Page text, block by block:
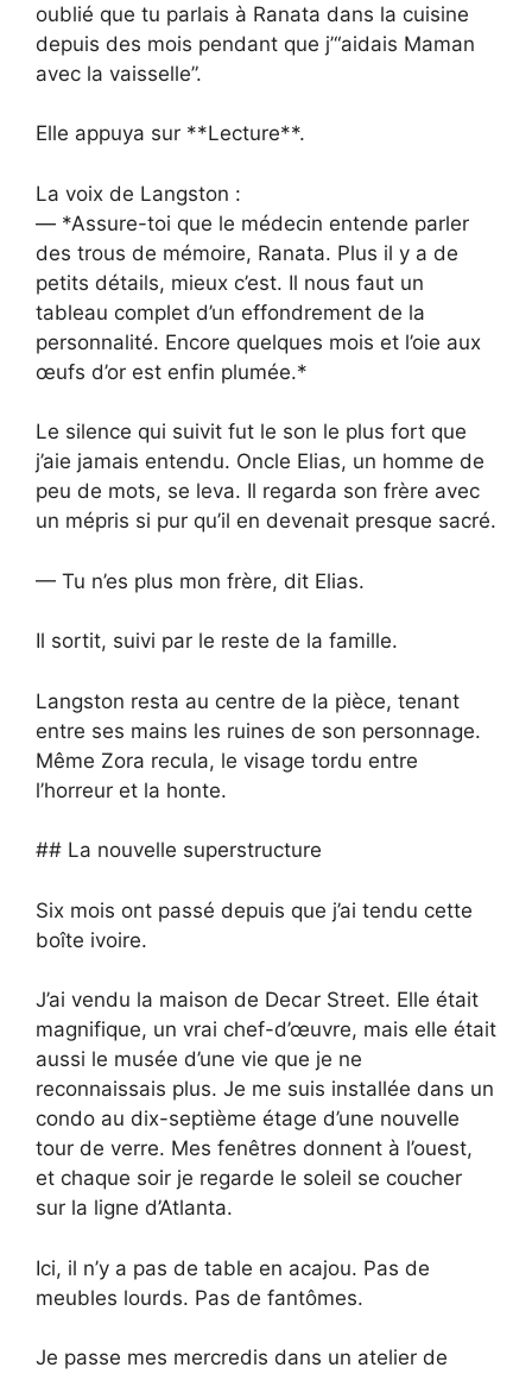
oublié que tu parlais à Ranata dans la cuisine
depuis des mois pendant que j’“aidais Maman
avec la vaisselle”.
Elle appuya sur **Lecture**.
La voix de Langston :
— *Assure-toi que le médecin entende parler
des trous de mémoire, Ranata. Plus il y a de
petits détails, mieux c’est. Il nous faut un
tableau complet d’un effondrement de la
personnalité. Encore quelques mois et l’oie aux
œufs d’or est enfin plumée.*
Le silence qui suivit fut le son le plus fort que
j’aie jamais entendu. Oncle Elias, un homme de
peu de mots, se leva. Il regarda son frère avec
un mépris si pur qu’il en devenait presque sacré.
— Tu n’es plus mon frère, dit Elias.
Il sortit, suivi par le reste de la famille.
Langston resta au centre de la pièce, tenant
entre ses mains les ruines de son personnage.
Même Zora recula, le visage tordu entre
l’horreur et la honte.
## La nouvelle superstructure
Six mois ont passé depuis que j’ai tendu cette
boîte ivoire.
J’ai vendu la maison de Decar Street. Elle était
magnifique, un vrai chef-d’œuvre, mais elle était
aussi le musée d’une vie que je ne
reconnaissais plus. Je me suis installée dans un
condo au dix-septième étage d’une nouvelle
tour de verre. Mes fenêtres donnent à l’ouest,
et chaque soir je regarde le soleil se coucher
sur la ligne d’Atlanta.
Ici, il n’y a pas de table en acajou. Pas de
meubles lourds. Pas de fantômes.
Je passe mes mercredis dans un atelier de